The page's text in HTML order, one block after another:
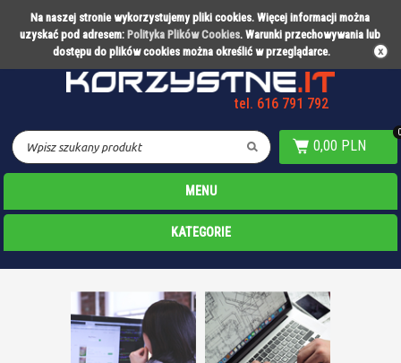
Na naszej stronie wykorzystujemy pliki cookies. Więcej informacji można
uzyskać pod adresem: Polityka Plików Cookies. Warunki przechowywania lub
dostępu do plików cookies można określić w przeglądarce.
Partner technologiczny Warty Poznań
tel. 616 791 792
0,00 PLN
0
MENU
KATEGORIE